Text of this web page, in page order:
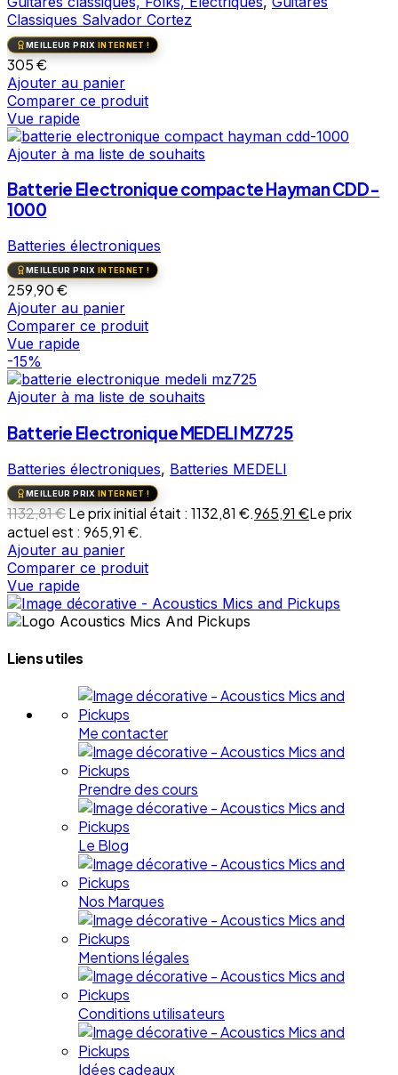
Classiques Salvador Cortez
MEILLEUR PRIX INTERNET !
305€
Ajouter au panier
Comparer ce produit
Vue rapide
Ajouter à ma liste de souhaits
Batterie Electronique compacte Hayman CDD-
1000
Batteries électroniques
MEILLEUR PRIX INTERNET !
259,90€
Ajouter au panier
Comparer ce produit
Vue rapide
-15%
Ajouter à ma liste de souhaits
Batterie Electronique MEDELI MZ725
Batteries électroniques, Batteries MEDELI
MEILLEUR PRIX INTERNET !
1132,81€Le prix initial était : 1132,81 €.965,91 €Le prix
actuel est : 965,91 €.
Ajouter au panier
Comparer ce produit
Vue rapide
Liens utiles
Me contacter
Prendre des cours
Le Blog
Nos Marques
Mentions légales
Conditions utilisateurs
Idées cadeaux